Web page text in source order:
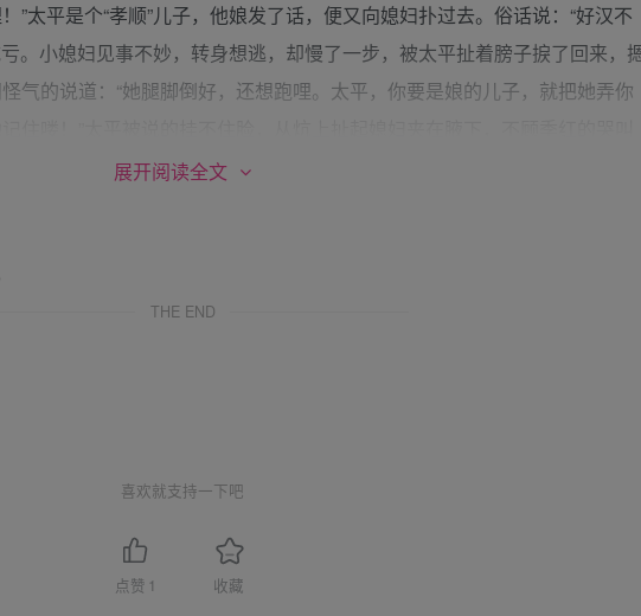
”太平是个“孝顺”儿子，他娘发了话，便又向媳妇扑过去。俗话说：“好汉不
。小媳妇见事不妙，转身想逃，却慢了一步，被太平扯着膀子捩了回来，
气的说道：“她腿脚倒好，还想跑哩。太平，你要是娘的儿子，就把她弄你
娘去关上房门，也兴致勃勃的跟了进来。 6jpzyf=~ {Y%X
给了媳妇一顿屁板子，无非是给娘一个脸面，让娘消消气罢了。谁知道这小
先又没说，人家咋知道你想啥哩？），惹的老娘发火，一定让自己狠狠收拾
，假装的拍桌打凳一阵，哄哄他娘，没想到他娘还亲自跟进来监督。没办
又看见丈夫给自己使眼色，更加的摸不着头脑，才一打愣神的时候，太平早
XU}|Ud562
的，象一条大白鱼似的。太平娘步步紧逼，“还愣着干什么？骑上去揍！看
媳妇身子翻过去，蹁腿骑在她的后腰上，巴掌刚扬起来，他娘手疾眼快，抄
加了一句：“狠狠揍！”太平看着手里的家伙儿，又偷眼看看他那个细心、周
展开阅读全文
THE END
喜欢就支持一下吧
点赞 1 收藏